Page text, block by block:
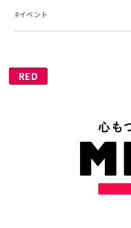
に決定
#イベント
RED